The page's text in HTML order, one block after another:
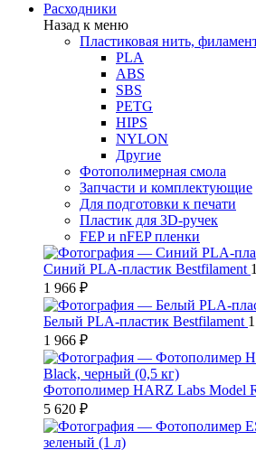
Расходники
Назад к меню
Пластиковая нить,
PLA
ABS
SBS
PETG
HIPS
NYLON
Другие
Фотополимерная смола
Запчасти и комплектующие
Для подготовки к печати
Пластик для 3D-ручек
FEP и nFEP пленки
Синий PLA-пластик Bestfilament 1
1 966 ₽
Белый PLA-пластик Bestfilament 1
1 966 ₽
Фотополимер HARZ Labs Model
5 620 ₽